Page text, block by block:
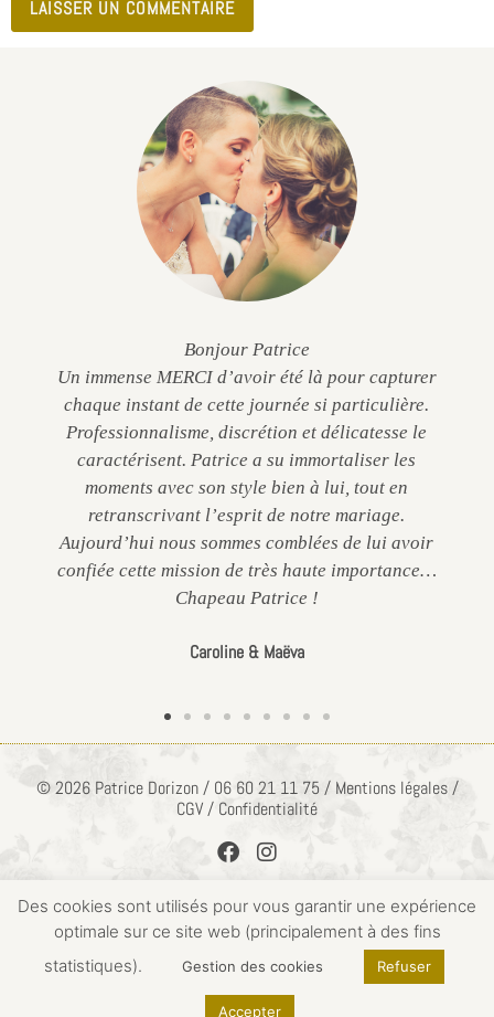
Bonjour Patrice
Un immense MERCI d’avoir été là pour capturer
chaque instant de cette journée si particulière.
Professionnalisme, discrétion et délicatesse le
caractérisent. Patrice a su immortaliser les
moments avec son style bien à lui, tout en
retranscrivant l’esprit de notre mariage.
Aujourd’hui nous sommes comblées de lui avoir
confiée cette mission de très haute importance…
Chapeau Patrice !
Caroline & Maëva
© 2026 Patrice Dorizon / 06 60 21 11 75 / Mentions légales /
CGV / Confidentialité
ACCÈS PRIVÉ
Des cookies sont utilisés pour vous garantir une expérience
optimale sur ce site web (principalement à des fins
statistiques).
Gestion des cookies Refuser
Accepter